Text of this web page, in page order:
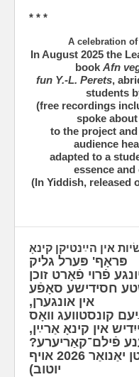
* * *
A celebration
‪In August 2025 the
book Afn
fun Y.-L. Perets,
students
(free recordings
spoke
to the project
audience
adapted to a
essence
(In Yiddish, released
אין הײַנטיקן קינאָ
פּראָף' פּערל גליק
פֿרוי פֿאָרט זוכן
חסידישע סאָפֿע
אין אונגערן,
קונסטוועג וואָס
אין קינאָ אַרײַן,
פֿילם־קאַריערע?
(אַרויסגעגעבן דעם 19טן יאַנואַר 2026 אויף
יוטוב)